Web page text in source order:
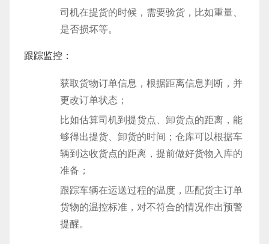
司机在提货的时候，需要验货，比如重量、
是否损坏等。
跟踪监控：
获取货物订单信息，根据距离信息判断，并
更改订单状态；
比如估算司机到提货点、卸货点的距离，能
够得出提货、卸货的时间；仓库可以根据车
辆到达收货点的距离，提前做好货物入库的
准备；
跟踪车辆在运送过程的温度，匹配货主订单
货物的温控标准，对不符合的情况作出预警
提醒。